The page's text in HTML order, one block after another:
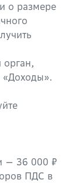
о размере
орган,
— 36 000 ₽
ПДС в